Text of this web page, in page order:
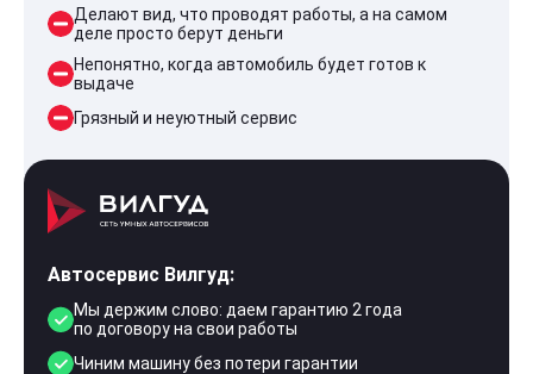
Делают вид, что проводят работы, а на самом
деле просто берут деньги
Непонятно, когда автомобиль будет готов к
выдаче
Грязный и неуютный сервис
Автосервис Вилгуд:
Мы держим слово: даем гарантию 2 года
по договору на свои работы
Чиним машину без потери гарантии